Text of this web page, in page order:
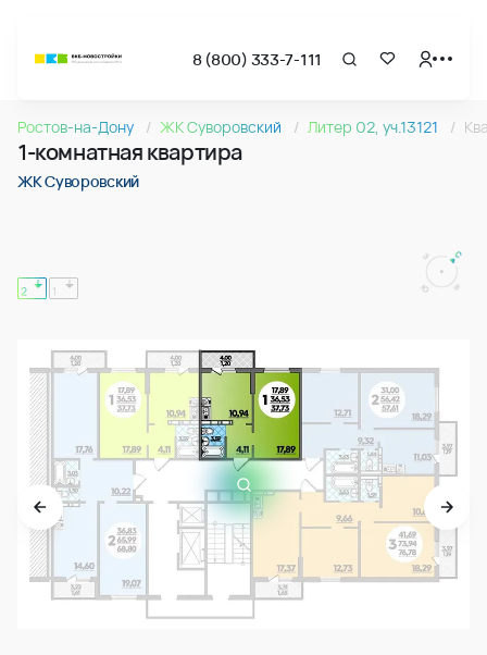
8 (800) 333-7-111
Квартира № 153 в ЖК Суворовский : подъезд 2, этаж 12,
1-комнатная квартира 37.73м2 в ЖК Суворовский, №153
1-комнатная квартира 37.73м2 в ЖК Суворовский, №153
Ростов-на-Дону ЖК Суворовский Литер 02, уч.13121
1-комнатная квартира
ЖК Суворовский